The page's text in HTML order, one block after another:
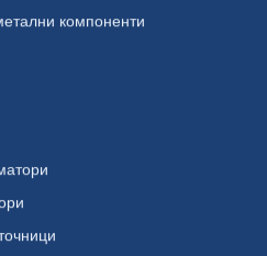
компоненти